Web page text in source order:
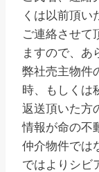
くは以前頂い
ご連絡させて
ますので、あ
弊社売主物件
時、もしくは
返送頂いた方
情報が命の不
仲介物件では
ではよりシビ